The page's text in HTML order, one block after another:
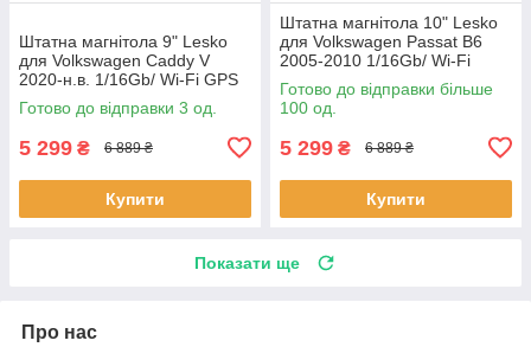
Штатна магнітола 9" Lesko
для Volkswagen Caddy V
2020-н.в. 1/16Gb/ Wi-Fi GPS
Optima Вольксваген 3 шт.
Готово до відправки 3 од.
5 299 ₴ 6 889 ₴
Купити
Штатна магнітола 10" Lesko
для Volkswagen Passat B6
2005-2010 1/16Gb/ Wi-Fi
Optima Вольксваген шт.
Готово до відправки більше
100 од.
5 299 ₴ 6 889 ₴
Купити
Показати ще
Про нас